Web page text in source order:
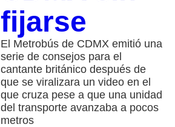
fijarse
El Metrobús de CDMX emitió una
serie de consejos para el
cantante británico después de
que se viralizara un video en el
que cruza pese a que una unidad
del transporte avanzaba a pocos
metros